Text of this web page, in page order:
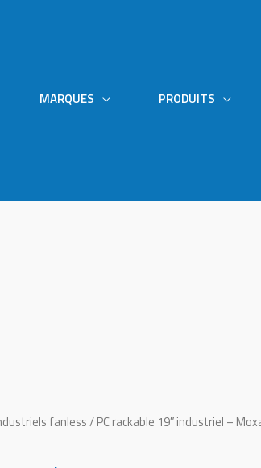
MARQUES PRODUITS
fanless/ PC rackable 19″ industriel –